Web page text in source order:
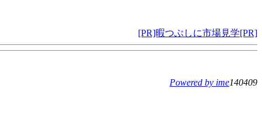
[PR]暇つぶしに市場見学[PR]
Powered by ime140409